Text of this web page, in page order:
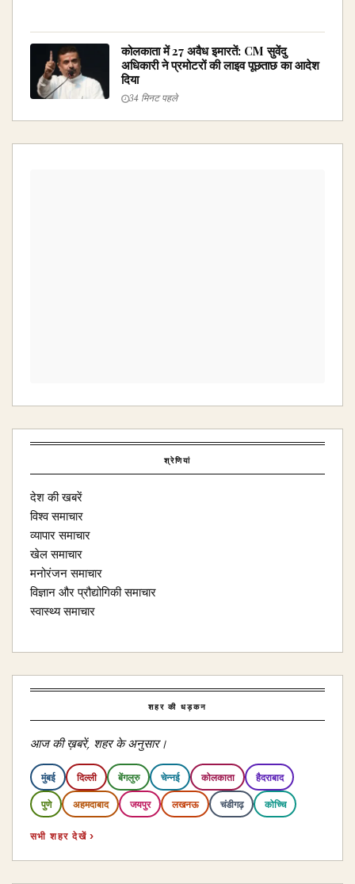
कोलकाता में 27 अवैध इमारतें: CM सुवेंदु
अधिकारी ने प्रमोटरों की लाइव पूछताछ का आदेश
दिया
34 मिनट पहले
श्रेणियां
देश की खबरें
विश्व समाचार
व्यापार समाचार
खेल समाचार
मनोरंजन समाचार
विज्ञान और प्रौद्योगिकी समाचार
स्वास्थ्य समाचार
शहर की धड़कन
आज की ख़बरें, शहर के अनुसार।
मुंबई दिल्ली बेंगलुरु चेन्नई कोलकाता हैदराबाद
पुणे अहमदाबाद जयपुर लखनऊ चंडीगढ़ कोच्चि
सभी शहर देखें ›